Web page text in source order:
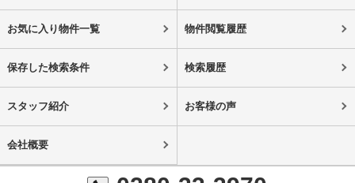
お気に入り物件一覧 物件閲覧履歴
保存した検索条件 検索履歴
スタッフ紹介 お客様の声
会社概要